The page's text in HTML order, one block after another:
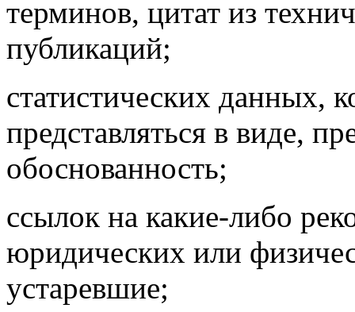
терминов, цитат из
публикаций;
статистических данных,
представляться в виде,
обоснованность;
ссылок на какие-либо
юридических или
устаревшие;